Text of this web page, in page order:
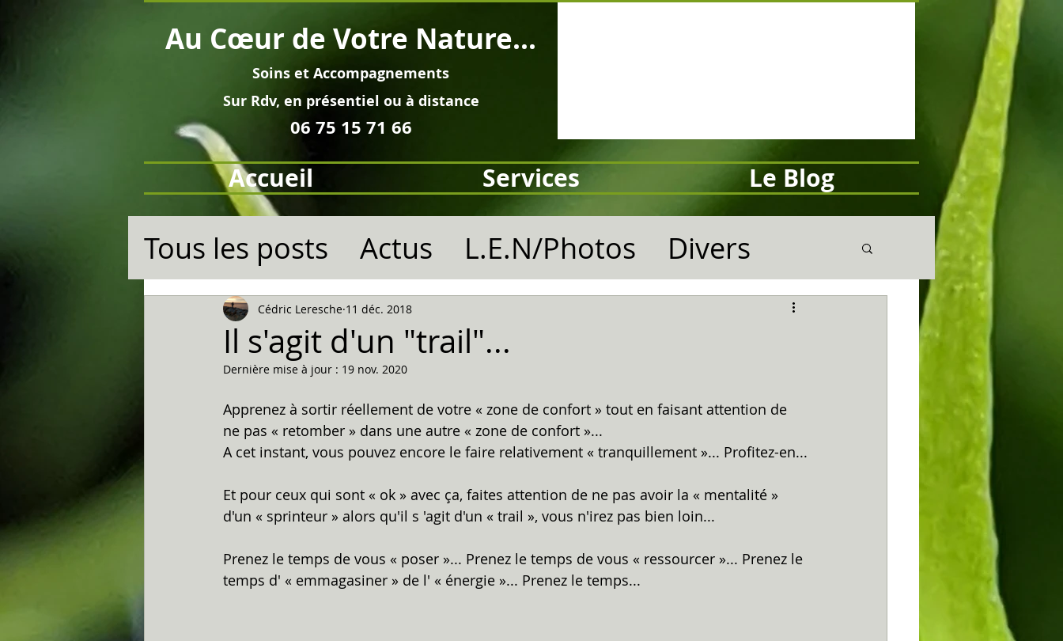
Soins et Accompagnements
Sur Rdv, en présentiel ou à distance
06 75 15 71 66
Au Cœur de Votre Nature...
Accueil Services Le Blog
Tous les posts Actus L.E.N/Photos Divers
Il s'agit d'un "trail"...
Cédric Leresche 11 déc. 2018
Dernière mise à jour : 19 nov. 2020
Apprenez à sortir réellement de votre « zone de confort » tout en faisant attention de
ne pas « retomber » dans une autre « zone de confort »...
A cet instant, vous pouvez encore le faire relativement « tranquillement »... Profitez-en...
Et pour ceux qui sont « ok » avec ça, faites attention de ne pas avoir la « mentalité »
d'un « sprinteur » alors qu'il s 'agit d'un « trail », vous n'irez pas bien loin...
Prenez le temps de vous « poser »... Prenez le temps de vous « ressourcer »... Prenez le
temps d' « emmagasiner » de l' « énergie »... Prenez le temps...